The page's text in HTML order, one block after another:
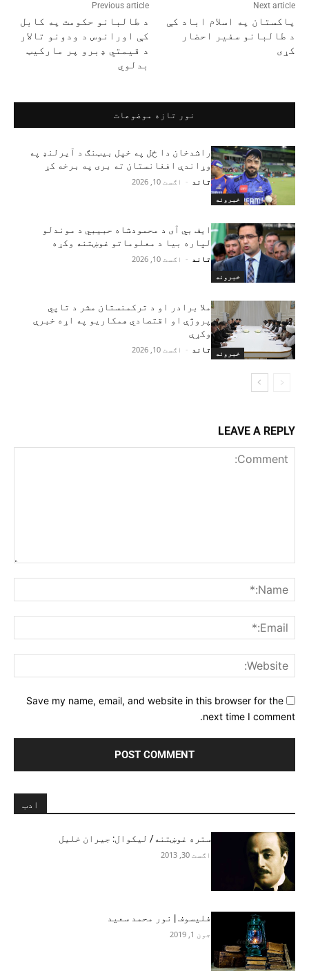
Previous article
د طالبانو حکومت په کابل
کې اورانوس د ودونو تالار
د قیمتي ډبرو پر مارکیټ
بدلوي
Next article
پاکستان په اسلام اباد کې
د طالبانو سفیر احضار
کړی
نور تازه موضوعات
خبرونه
راشدخان دا ځل په خپل بیټنګ د آیرلنډ په
وړاندې افغانستان ته بری په برخه کړ
تاند - اګست 10, 2026
خبرونه
ایف بي آی د محمودشاه حبیبي د موندلو
لپاره بیا د معلوماتو غوښتنه وکړه
تاند - اګست 10, 2026
خبرونه
ملا برادر او د ترکمنستان مشر د تاپي
پروژې او اقتصادي همکاریو په اړه خبرې
وکړې
تاند - اګست 10, 2026
LEAVE A REPLY
Save my name, email, and website in this browser for the
next time I comment.
ادب
ستره غوښتنه/ لیکوال: جیران خلیل
اګست 30, 2013
فلیسوف | نور محمد سعید
جون 1, 2019